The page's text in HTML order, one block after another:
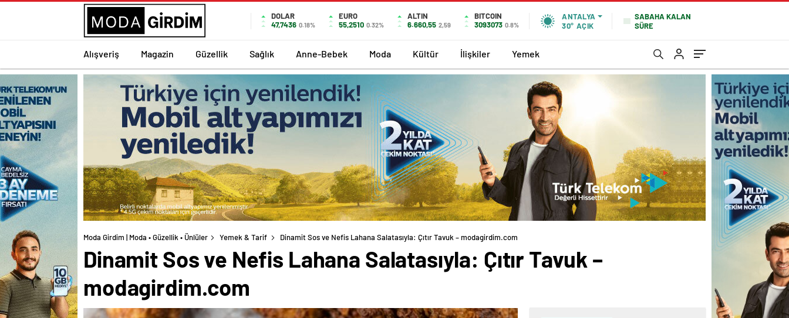
DOLAR
47,7436 0.18%
EURO
55,2510 0.32%
ALTIN
6.660,55 2,59
BITCOIN
3093073 0.8%
ANTALYA
30° AÇIK
SABAHA KALAN
SÜRE
Alışveriş Magazin Güzellik Sağlık Anne-Bebek Moda Kültür İlişkiler Yemek
Moda Girdim | Moda • Güzellik • Ünlüler Yemek & Tarif Dinamit Sos ve Nefis Lahana Salatasıyla: Çıtır Tavuk – modagirdim.com
Dinamit Sos ve Nefis Lahana Salatasıyla: Çıtır Tavuk –
modagirdim.com